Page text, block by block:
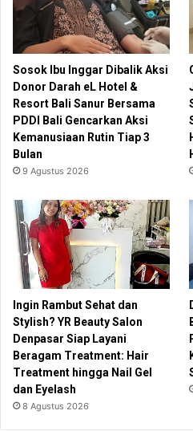
Sosok Ibu Inggar Dibalik Aksi
Donor Darah eL Hotel &
Resort Bali Sanur Bersama
PDDI Bali Gencarkan Aksi
Kemanusiaan Rutin Tiap 3
Bulan
9 Agustus 2026
Ingin Rambut Sehat dan
Stylish? YR Beauty Salon
Denpasar Siap Layani
Beragam Treatment: Hair
Treatment hingga Nail Gel
dan Eyelash
8 Agustus 2026